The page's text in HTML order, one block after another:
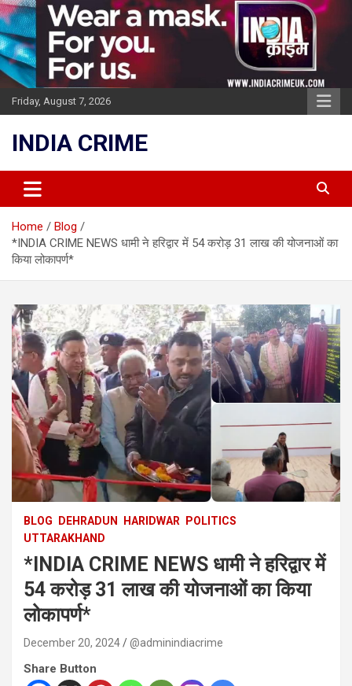
Skip
to
content
Friday, August 7, 2026
INDIA CRIME
Home
Blog
*INDIA CRIME NEWS धामी ने हरिद्वार में 54 करोड़ 31 लाख की योजनाओं का
किया लोकापर्ण*
BLOG DEHRADUN HARIDWAR
POLITICS
UTTARAKHAND
*INDIA CRIME NEWS धामी ने हरिद्वार में
54 करोड़ 31 लाख की योजनाओं का किया
लोकापर्ण*
December 20, 2024 @adminindiacrime
Share Button